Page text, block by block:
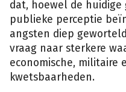
dat, hoewel de huidige
publieke perceptie
angsten diep
vraag naar sterkere
economische, militaire
kwetsbaarheden.